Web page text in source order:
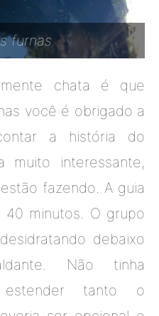
furnas
chata é que
você é obrigado a
a história do
muito interessante,
fazendo. A guia
minutos. O grupo
debaixo
Não tinha
estender tanto o